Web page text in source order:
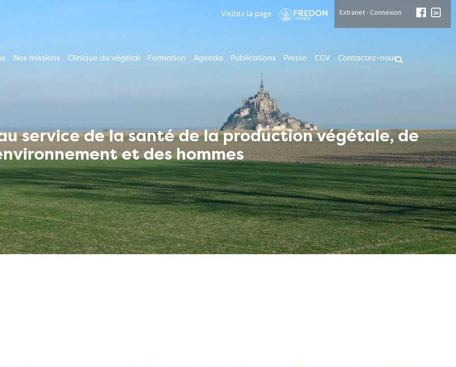
Visitez la page Extranet - Connexion
Nos missions Clinique du végétal Formation Agenda Publications Presse CGV Contactez-nous
service de la santé de la production végétale, de
et des hommes